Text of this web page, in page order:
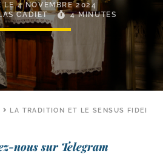
LE4 NOVEMBRE 2024
CADIET
4 MINUTES
LA TRADITION ET LE SENSUS FIDEI
nous sur Telegram